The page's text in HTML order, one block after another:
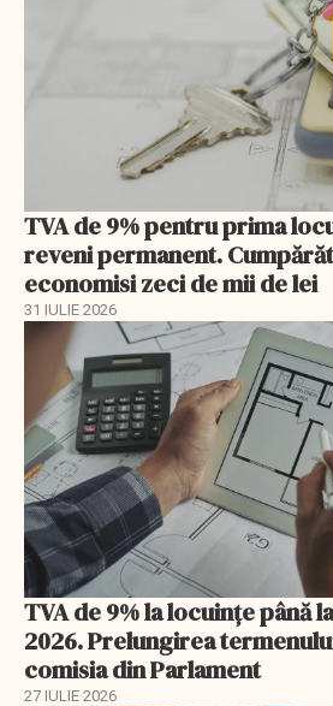
TVA de 9% pentru prima
reveni permanent.
economisi zeci de mii de lei
31 IULIE 2026
TVA de 9% la locuințe până
2026. Prelungirea
comisia din Parlament
27 IULIE 2026